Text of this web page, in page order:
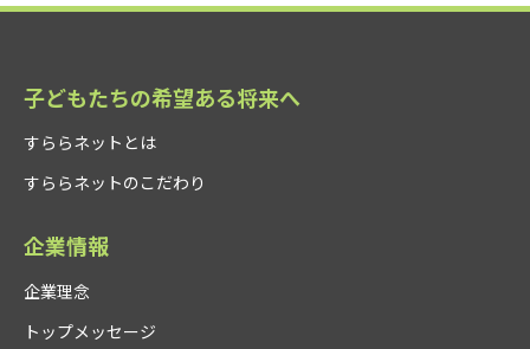
子どもたちの希望ある将来へ
すららネットとは
すららネットのこだわり
企業情報
企業理念
トップメッセージ